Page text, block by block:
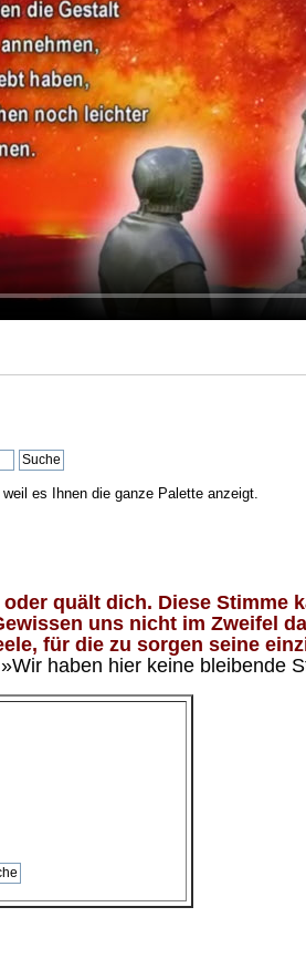
es Ihnen die ganze Palette anzeigt.
quält dich. Diese
uns nicht im Zweifel
für die zu sorgen seine
haben hier keine bleibende